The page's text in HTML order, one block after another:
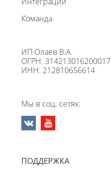
Команда
ИП Олаев В.А.
ОГРН: 314213016200017
ИНН: 212810656614
Мы в соц. сетях:
ПОДДЕРЖКА